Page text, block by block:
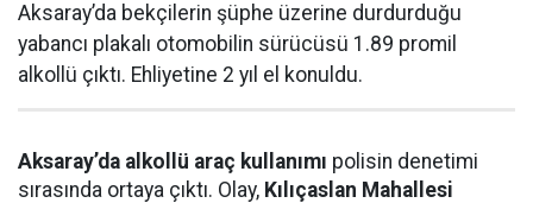
Aksaray’da bekçilerin şüphe üzerine durdurduğu
yabancı plakalı otomobilin sürücüsü 1.89 promil
alkollü çıktı. Ehliyetine 2 yıl el konuldu.
Aksaray’da alkollü araç kullanımı polisin denetimi
sırasında ortaya çıktı. Olay, Kılıçaslan Mahallesi